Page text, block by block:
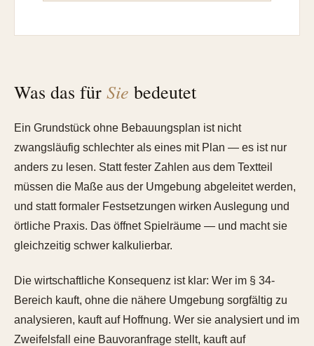
Was das für Sie bedeutet
Ein Grundstück ohne Bebauungsplan ist nicht
zwangsläufig schlechter als eines mit Plan — es ist nur
anders zu lesen. Statt fester Zahlen aus dem Textteil
müssen die Maße aus der Umgebung abgeleitet werden,
und statt formaler Festsetzungen wirken Auslegung und
örtliche Praxis. Das öffnet Spielräume — und macht sie
gleichzeitig schwer kalkulierbar.
Die wirtschaftliche Konsequenz ist klar: Wer im § 34-
Bereich kauft, ohne die nähere Umgebung sorgfältig zu
analysieren, kauft auf Hoffnung. Wer sie analysiert und im
Zweifelsfall eine Bauvoranfrage stellt, kauft auf